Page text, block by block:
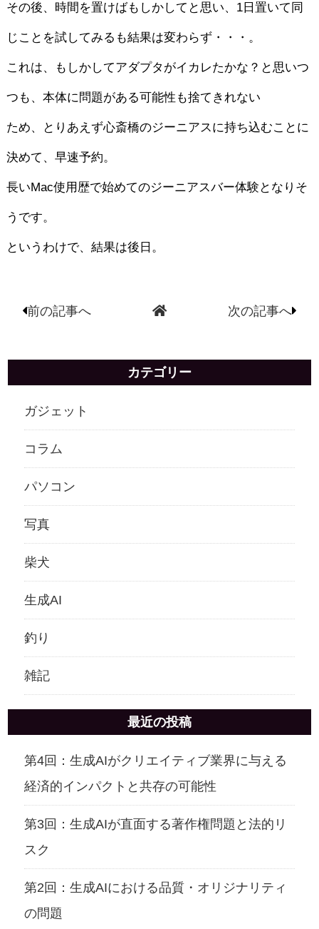
その後、時間を置けばもしかしてと思い、1日置いて同
じことを試してみるも結果は変わらず・・・。
これは、もしかしてアダプタがイカレたかな？と思いつ
つも、本体に問題がある可能性も捨てきれない
ため、とりあえず心斎橋のジーニアスに持ち込むことに
決めて、早速予約。
長いMac使用歴で始めてのジーニアスバー体験となりそ
うです。
というわけで、結果は後日。
前の記事へ 次の記事へ
カテゴリー
ガジェット
コラム
パソコン
写真
柴犬
生成AI
釣り
雑記
最近の投稿
第4回：生成AIがクリエイティブ業界に与える
経済的インパクトと共存の可能性
第3回：生成AIが直面する著作権問題と法的リ
スク
第2回：生成AIにおける品質・オリジナリティ
の問題